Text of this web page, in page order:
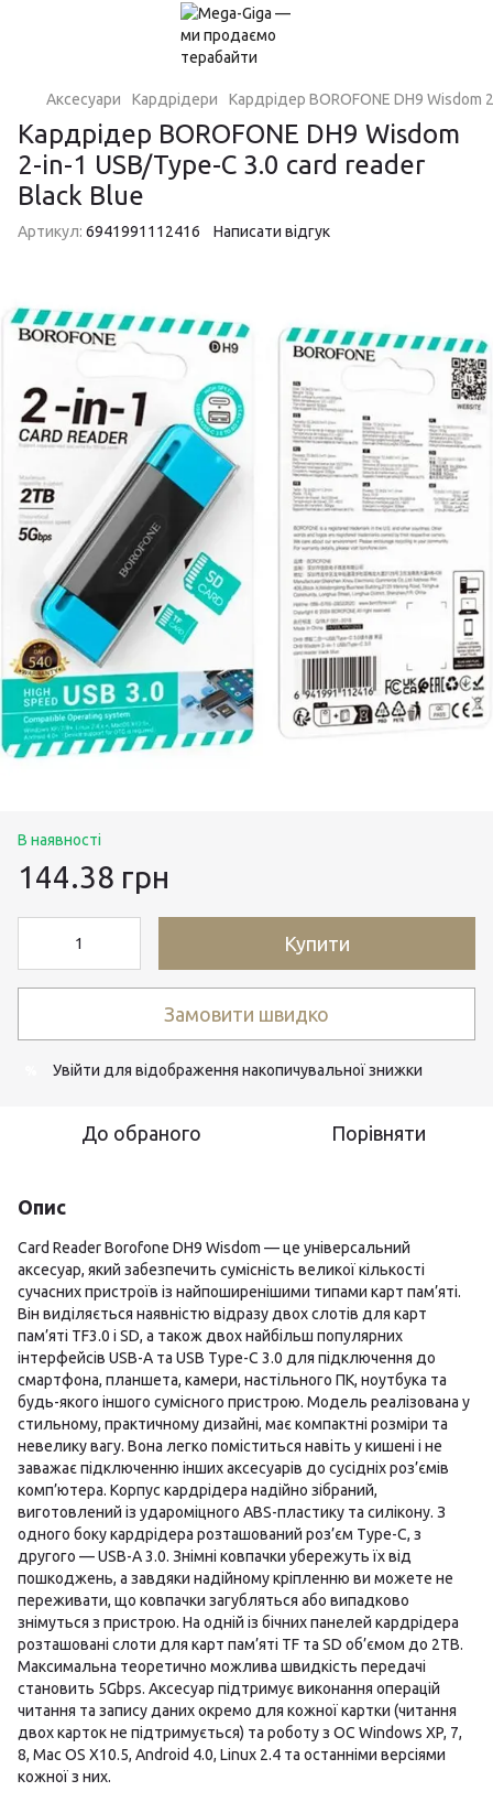
Аксесуари Кардрідери Кардрідер BOROFONE DH9
Кардрідер BOROFONE DH9 Wisdom
2-in-1 USB/Type-C 3.0 card reader
Black Blue
Артикул: 6941991112416 Написати відгук
В наявності
144.38 грн
Купити
Замовити швидко
Увійти для відображення накопичувальної знижки
До обраного Порівняти
Опис
Card Reader Borofone DH9 Wisdom — це універсальний
аксесуар, який забезпечить сумісність великої кількості
сучасних пристроїв із найпоширенішими типами карт пам’яті.
Він виділяється наявністю відразу двох слотів для карт
пам’яті TF3.0 і SD, а також двох найбільш популярних
інтерфейсів USB-А та USB Type-C 3.0 для підключення до
смартфона, планшета, камери, настільного ПК, ноутбука та
будь-якого іншого сумісного пристрою. Модель реалізована у
стильному, практичному дизайні, має компактні розміри та
невелику вагу. Вона легко поміститься навіть у кишені і не
заважає підключенню інших аксесуарів до сусідніх роз’ємів
комп’ютера. Корпус кардрідера надійно зібраний,
виготовлений із удароміцного ABS-пластику та силікону. З
одного боку кардрідера розташований роз’єм Type-C, з
другого — USB-A 3.0. Знімні ковпачки убережуть їх від
пошкоджень, а завдяки надійному кріпленню ви можете не
переживати, що ковпачки загубляться або випадково
знімуться з пристрою. На одній із бічних панелей кардрідера
розташовані слоти для карт пам’яті TF та SD об’ємом до 2TB.
Максимальна теоретично можлива швидкість передачі
становить 5Gbps. Аксесуар підтримує виконання операцій
читання та запису даних окремо для кожної картки (читання
двох карток не підтримується) та роботу з ОС Windows XP, 7,
8, Mac OS X10.5, Android 4.0, Linux 2.4 та останніми версіями
кожної з них.